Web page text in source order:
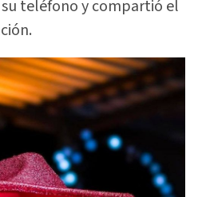
teléfono y compartió el